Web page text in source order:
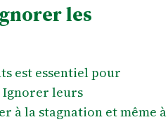
les
est essentiel pour
leurs
à la stagnation et même à